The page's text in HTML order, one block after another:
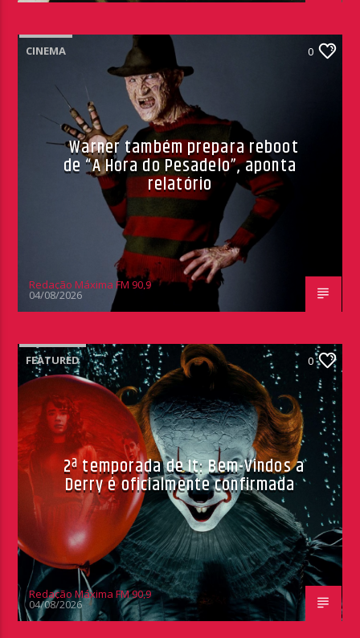
CINEMA 0
Warner também prepara reboot
de “A Hora do Pesadelo”, aponta
relatório
Redação Máxima FM 90,9
04/08/2026
FEATURED 0
2ª temporada de It: Bem-Vindos a
Derry é oficialmente confirmada
Redação Máxima FM 90,9
04/08/2026